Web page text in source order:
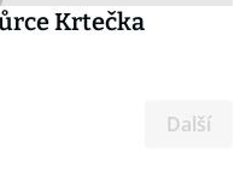
Krtečka
Další